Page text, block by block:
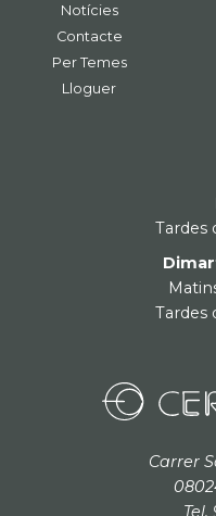
Notícies
Contacte
Per Temes
Lloguer
Tardes
Tardes
Carrer
Tel.